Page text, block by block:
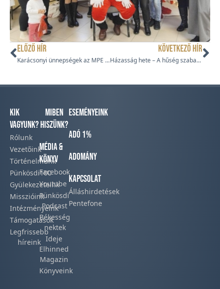
ELŐZŐ HÍR
Karácsonyi ünnepségek az MPE DAIK intézményeiben
KÖVETKEZŐ HÍR
Házasság hete – A hűség szabadsága
Kik
vagyunk?
Rólunk
Vezetőink
Történelmünk​
Pünkösdi100
Gyülekezeteink​
Misszióink​
Intézményeink
Támogatások
Legfrissebb
híreink​
Miben
hiszünk?
Média &
Könyv
Facebook​
Youtube
Pünkösdi
Podcast​
Békesség
nektek
Ideje
Elhinned
Magazin
Könyveink
Eseményeink
Adó 1%
Adomány
Kapcsolat
Álláshirdetések
Pentefone